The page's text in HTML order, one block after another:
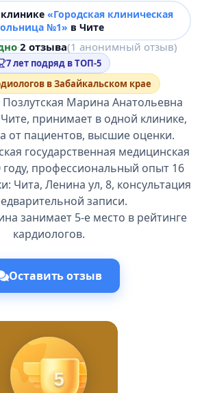
«Городская клиническая
№1» в Чите
·2 отзыва(1 анонимный отзыв)
7 лет подряд в ТОП-5
в Забайкальском крае
Марина Анатольевна
Чите, принимает в одной клинике,
от пациентов, высшие оценки.
государственная медицинская
году, профессиональный опыт 16
Чита, Ленина ул, 8, консультация
записи.
занимает 5-е место в рейтинге
кардиологов.
Оставить отзыв
5